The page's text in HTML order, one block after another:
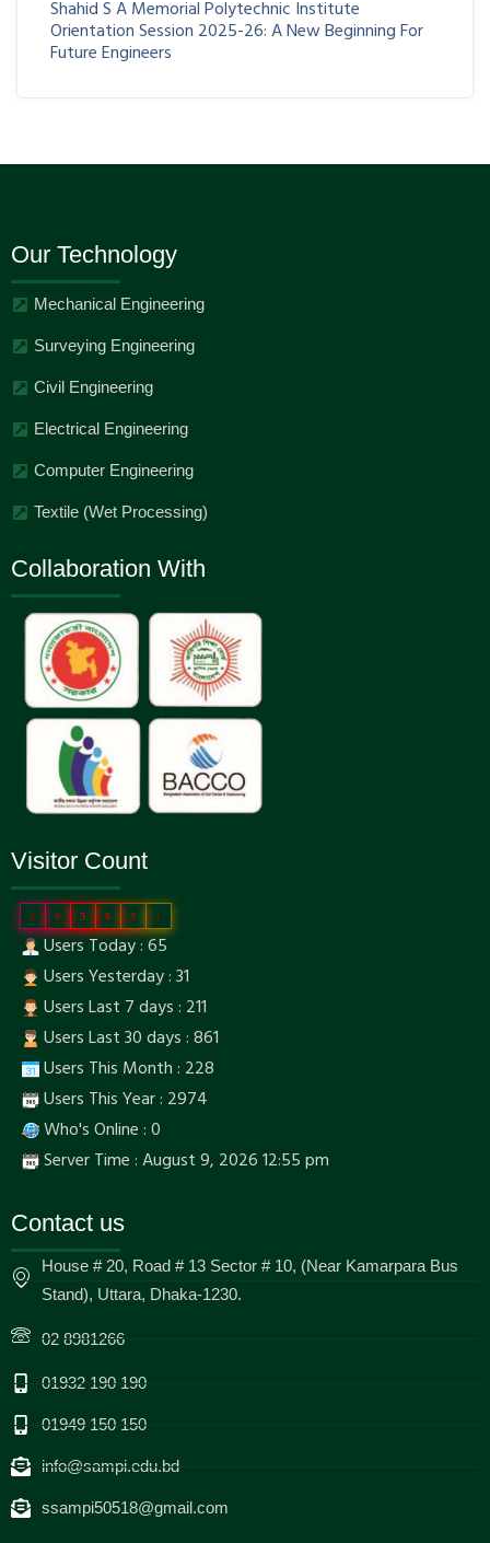
Shahid S A Memorial Polytechnic Institute
Orientation Session 2025-26: A New Beginning For
Future Engineers
Our Technology
Mechanical Engineering
Surveying Engineering
Civil Engineering
Electrical Engineering
Computer Engineering
Textile (Wet Processing)
Collaboration With
Visitor Count
0 0 3 8 8 1
Users Today : 65
Users Yesterday : 31
Users Last 7 days : 211
Users Last 30 days : 861
Users This Month : 228
Users This Year : 2974
Who's Online : 0
Server Time : August 9, 2026 12:55 pm
Contact us
House # 20, Road # 13 Sector # 10, (Near Kamarpara Bus
Stand), Uttara, Dhaka-1230.
02 8981266
01932 190 190
01949 150 150
info@sampi.edu.bd
ssampi50518@gmail.com